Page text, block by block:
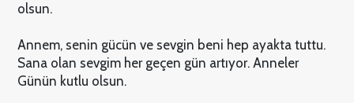
olsun.
Annem, senin gücün ve sevgin beni hep ayakta tuttu.
Sana olan sevgim her geçen gün artıyor. Anneler
Günün kutlu olsun.